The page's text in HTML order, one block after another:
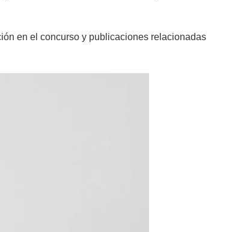
en el concurso y publicaciones relacionadas